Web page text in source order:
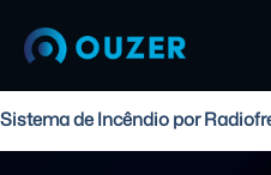
Sistema de Incêndio por